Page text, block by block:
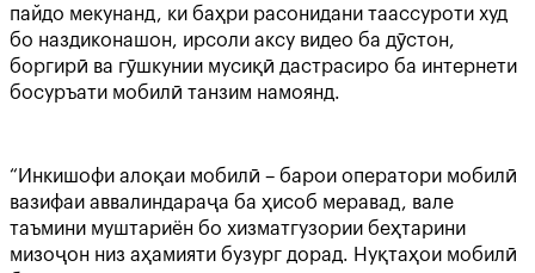
пайдо мекунанд, ки баҳри расонидани таассуроти худ
бо наздиконашон, ирсоли аксу видео ба дӯстон,
боргирӣ ва гӯшкунии мусиқӣ дастрасиро ба интернети
босуръати мобилӣ танзим намоянд.
“Инкишофи алоқаи мобилӣ – барои оператори мобилӣ
вазифаи аввалиндараҷа ба ҳисоб меравад, вале
таъмини муштариён бо хизматгузории беҳтарини
мизоҷон низ аҳамияти бузург дорад. Нуқтаҳои мобилӣ